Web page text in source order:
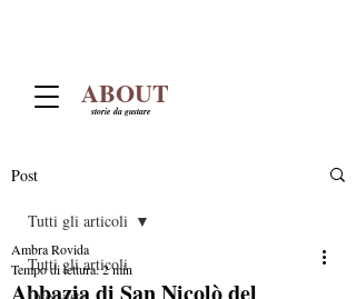
ABOUT
storie da gustare
Post
Tutti gli articoli
Tutti gli articoli
Ambra Rovida
Tempo di lettura: 2 min